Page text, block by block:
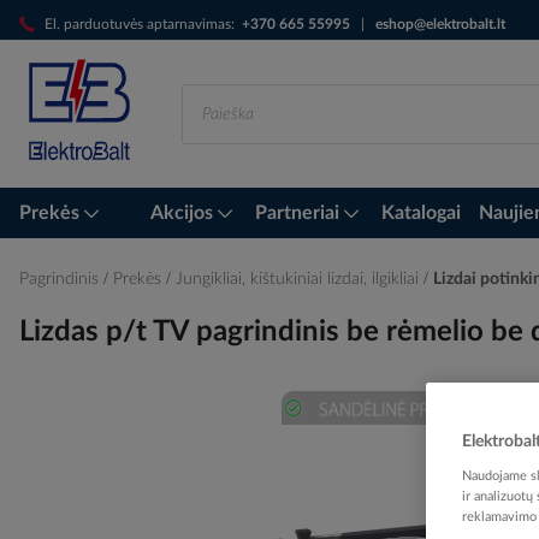
El. parduotuvės aptarnavimas: +370 665 55995 eshop@elektrobalt.lt
Skip
to
Content
Prekės Akcijos Partneriai Katalogai
Pagrindinis Prekės Jungikliai, kištukiniai lizdai, ilgikliai Lizdai
Lizdas p/t TV pagrindinis be rėmelio be
Naudojame
ir analizuotų
reklamavimo